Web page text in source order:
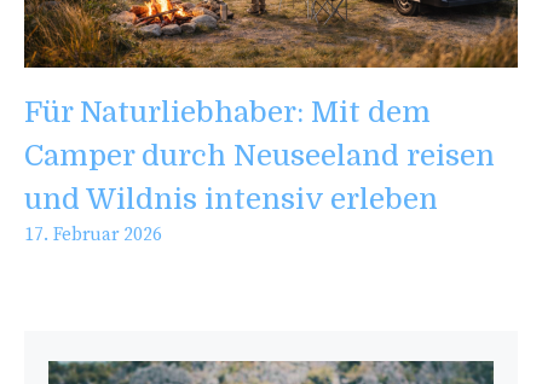
Für Naturliebhaber: Mit dem
Camper durch Neuseeland reisen
und Wildnis intensiv erleben
17. Februar 2026